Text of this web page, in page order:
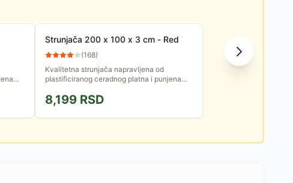
Strunjača 200 x 100 x 3 cm - Red
(168)
Kvalitetna strunjača napravljena od
plastificiranog ceradnog platna i punjena
primenu pronašla u borilačkim...
8,199 RSD